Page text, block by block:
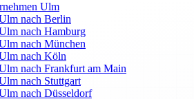
Ulm
nach Berlin
nach Hamburg
nach München
nach Köln
nach Frankfurt am Main
nach Stuttgart
nach Düsseldorf